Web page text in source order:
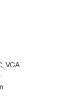
VGA